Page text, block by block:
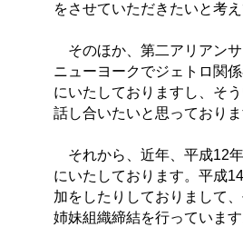
をさせていただきたいと考え
そのほか、第二アリアンサ
ニューヨークでジェトロ関
にいたしておりますし、そ
話し合いたいと思っておりま
それから、近年、平成12
にいたしております。平成
加をしたりしておりまして
姉妹組織締結を行っていま